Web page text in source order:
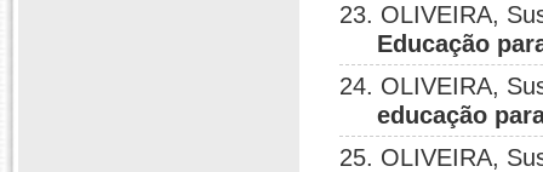
23. OLIVEIRA,
Educação
24. OLIVEIRA,
educação
25. OLIVEIRA,